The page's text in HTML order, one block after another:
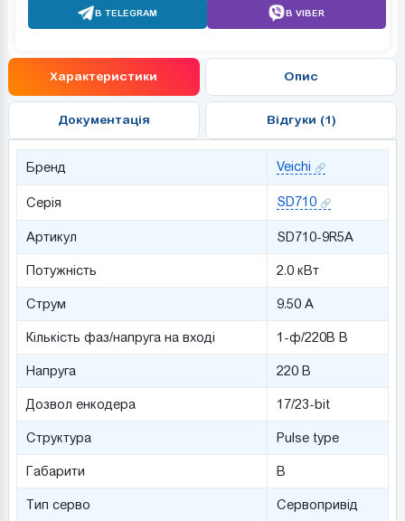
В TELEGRAM В VIBER
Характеристики Опис
Документація Відгуки (1)
Бренд Veichi
Серія SD710
Артикул SD710-9R5A
Потужність 2.0 кВт
Струм 9.50 А
Кількість фаз/напруга на вході 1-ф/220В В
Напруга 220 В
Дозвол енкодера 17/23-bit
Структура Pulse type
Габарити B
Тип серво Сервопривід